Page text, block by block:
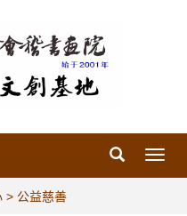
导
> 公益慈善